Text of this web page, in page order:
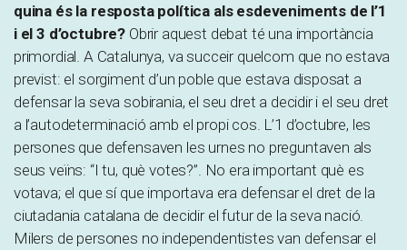
quina és la resposta política als esdeveniments de l’1
i el 3 d’octubre? Obrir aquest debat té una importància
primordial. A Catalunya, va succeir quelcom que no estava
previst: el sorgiment d’un poble que estava disposat a
defensar la seva sobirania, el seu dret a decidir i el seu dret
a l’autodeterminació amb el propi cos. L’1 d’octubre, les
persones que defensaven les urnes no preguntaven als
seus veïns: “I tu, què votes?”. No era important què es
votava; el que sí que importava era defensar el dret de la
ciutadania catalana de decidir el futur de la seva nació.
Milers de persones no independentistes van defensar el